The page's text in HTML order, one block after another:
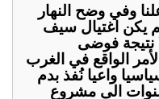
وفي وضح النهار
يكن اغتيال سيف
نتيجة فوضى
الواقع في الغرب
واعيا نُفذ بدم
الى مشروع